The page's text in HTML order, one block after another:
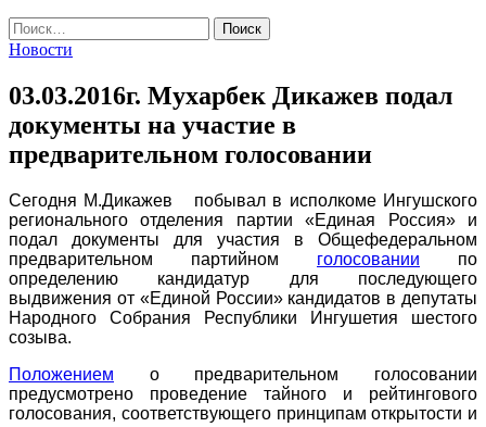
Найти:
Новости
03.03.2016г. Мухарбек Дикажев подал
документы на участие в
предварительном голосовании
Сегодня М.Дикажев побывал в исполкоме Ингушского
регионального отделения партии «Единая Россия» и
подал документы для участия в Общефедеральном
предварительном партийном голосовании по
определению кандидатур для последующего
выдвижения от «Единой России» кандидатов в депутаты
Народного Собрания Республики Ингушетия шестого
созыва.
Положением о предварительном голосовании
предусмотрено проведение тайного и рейтингового
голосования, соответствующего принципам открытости и